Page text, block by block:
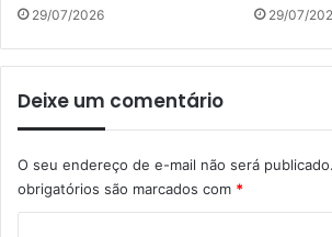
29/07/2026 29/07/
Deixe um comentário
O seu endereço de e-mail não será publicado.
obrigatórios são marcados com *